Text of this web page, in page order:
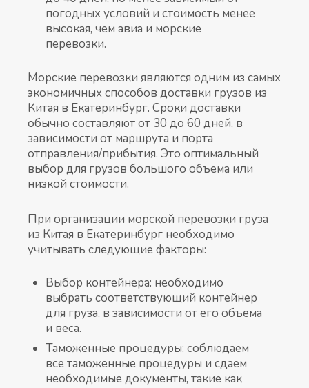
погодных условий и стоимость менее
высокая, чем авиа и морские
перевозки.
Морские перевозки являются одним из самых
экономичных способов доставки грузов из
Китая в Екатеринбург. Сроки доставки
обычно составляют от 30 до 60 дней, в
зависимости от маршрута и порта
отправления/прибытия. Это оптимальный
выбор для грузов большого объема или
низкой стоимости.
При организации морской перевозки груза
из Китая в Екатеринбург необходимо
учитывать следующие факторы:
Выбор контейнера: необходимо
выбрать соответствующий контейнер
для груза, в зависимости от его объема
и веса.
Таможенные процедуры: соблюдаем
все таможенные процедуры и сдаем
необходимые документы, такие как